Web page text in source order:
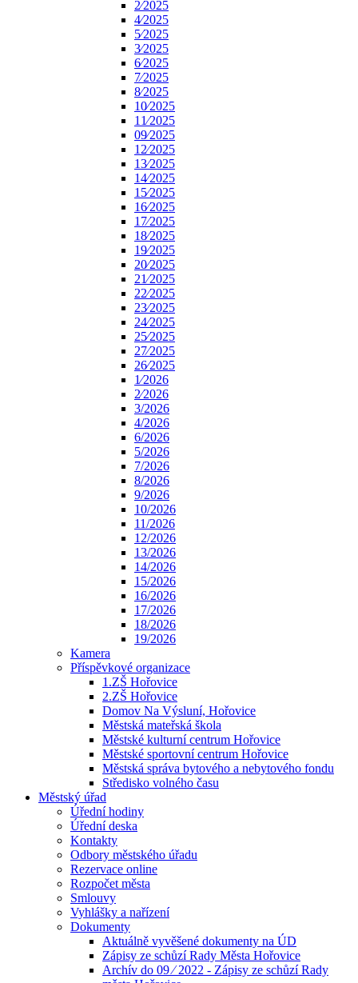
2⁄2025
4⁄2025
5⁄2025
3⁄2025
6⁄2025
7⁄2025
8⁄2025
10⁄2025
11⁄2025
09⁄2025
12⁄2025
13⁄2025
14⁄2025
15⁄2025
16⁄2025
17⁄2025
18⁄2025
19⁄2025
20⁄2025
21⁄2025
22⁄2025
23⁄2025
24⁄2025
25⁄2025
27⁄2025
26⁄2025
1⁄2026
2⁄2026
3/2026
4/2026
6/2026
5/2026
7/2026
8/2026
9/2026
10/2026
11/2026
12/2026
13/2026
14/2026
15/2026
16/2026
17/2026
18/2026
19/2026
Kamera
Příspěvkové organizace
1.ZŠ Hořovice
2.ZŠ Hořovice
Domov Na Výsluní, Hořovice
Městská mateřská škola
Městské kulturní centrum Hořovice
Městské sportovní centrum Hořovice
Městská správa bytového a nebytového fondu
Středisko volného času
Městský úřad
Úřední hodiny
Úřední deska
Kontakty
Odbory městského úřadu
Rezervace online
Rozpočet města
Smlouvy
Vyhlášky a nařízení
Dokumenty
Aktuálně vyvěšené dokumenty na ÚD
Zápisy ze schůzí Rady Města Hořovice
Archív do 09 ⁄ 2022 - Zápisy ze schůzí Rady